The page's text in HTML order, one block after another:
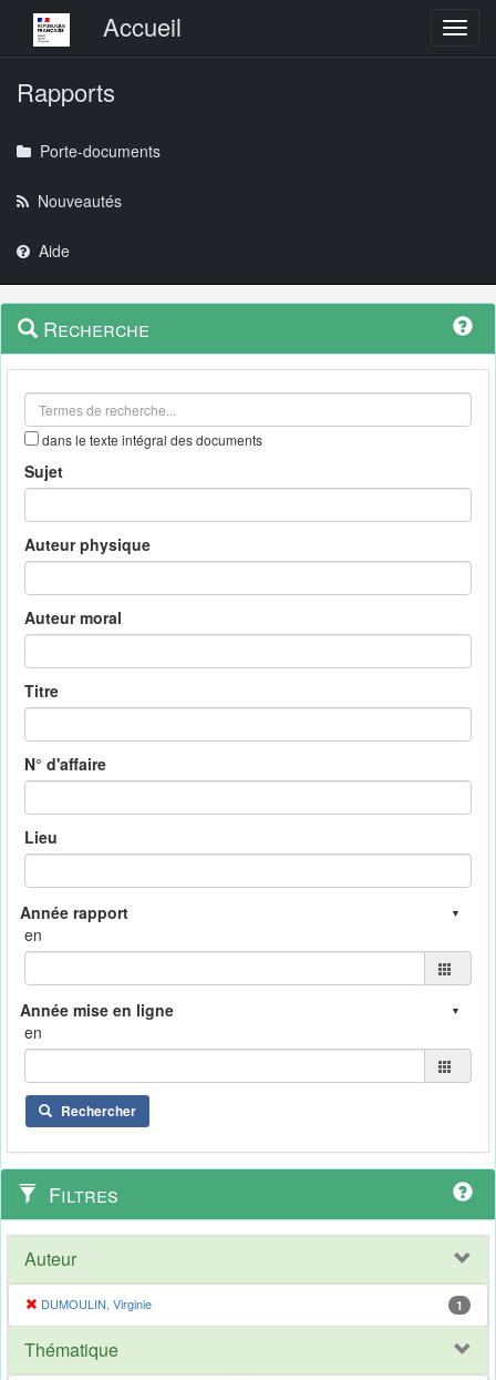
Menu principalAccueil
Rapports
Porte-documents
Nouveautés
Aide
Navigation
outils
Menu
contextuel
Recherche
dans le texte intégral des documents
Sujet
Auteur physique
Auteur moral
Titre
N° d'affaire
Lieu
en
en
Rechercher
Filtres
Auteur
DUMOULIN, Virginie 1
Thématique